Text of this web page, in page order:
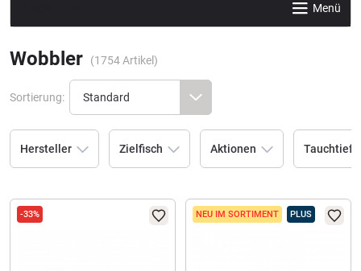
Menü
Wobbler (1754 Artikel)
Sortierung:
Hersteller Zielfisch Aktionen Tauchtiefe
-33% NEU IM SORTIMENT PLUS